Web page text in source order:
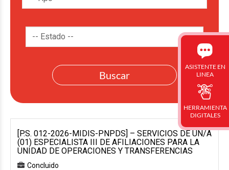
[P.S. 012-2026-MIDIS-PNPDS] – SERVICIOS DE UN/A
(01) ESPECIALISTA III DE AFILIACIONES PARA LA
UNIDAD DE OPERACIONES Y TRANSFERENCIAS
Concluido
ASISTENTE EN
LINEA
HERRAMIENTA
DIGITALES